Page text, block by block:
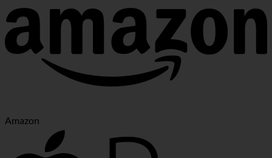
Amazon